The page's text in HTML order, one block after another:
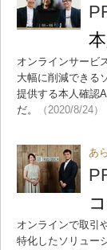
オンラインサービ
大幅に削減できる
提供する本人確認
だ。
（2020/8/24）
あ
オンラインで取引
特化したソリュー